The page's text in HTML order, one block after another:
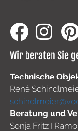
Wir beraten Sie
Technische
René
Beratung und
Sonja Fritz I